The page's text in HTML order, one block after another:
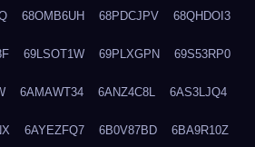
68OMB6UH 68PDCJPV 68QHDOI3
69LSOT1W 69PLXGPN 69S53RP0
6AMAWT34 6ANZ4C8L 6AS3LJQ4
6AYEZFQ7 6B0V87BD 6BA9R10Z